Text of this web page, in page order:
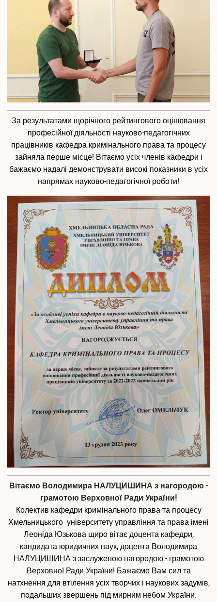
За результатами щорічного рейтингового оцінювання
професійної діяльності науково-педагогічних
працівників кафедра кримінального права та процесу
зайняла перше місце! Вітаємо усіх членів кафедри і
бажаємо надалі демонструвати високі показники в усіх
напрямах науково-педагогічної роботи!
Вітаємо Володимира НАЛУЦИШИНА з нагородою -
грамотою Верховної Ради України!
Колектив кафедри кримінального права та процесу
Хмельницького університету управління та права імені
Леоніда Юзькова щиро вітає доцента кафедри,
кандидата юридичних наук, доцента Володимира
НАЛУЦИШИНА з заслуженою нагородою - грамотою
Верховної Ради України! Бажаємо Вам сил та
натхнення для втілення усіх творчих і наукових задумів,
подальших звершень під мирним небом України.